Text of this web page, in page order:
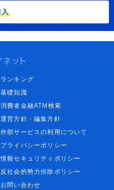
ランキング
基礎知識
消費者金融ATM検索
運営方針・編集方針
外部サービスの利用について
プライバシーポリシー
情報セキュリティポリシー
反社会的勢力排除ポリシー
お問い合わせ